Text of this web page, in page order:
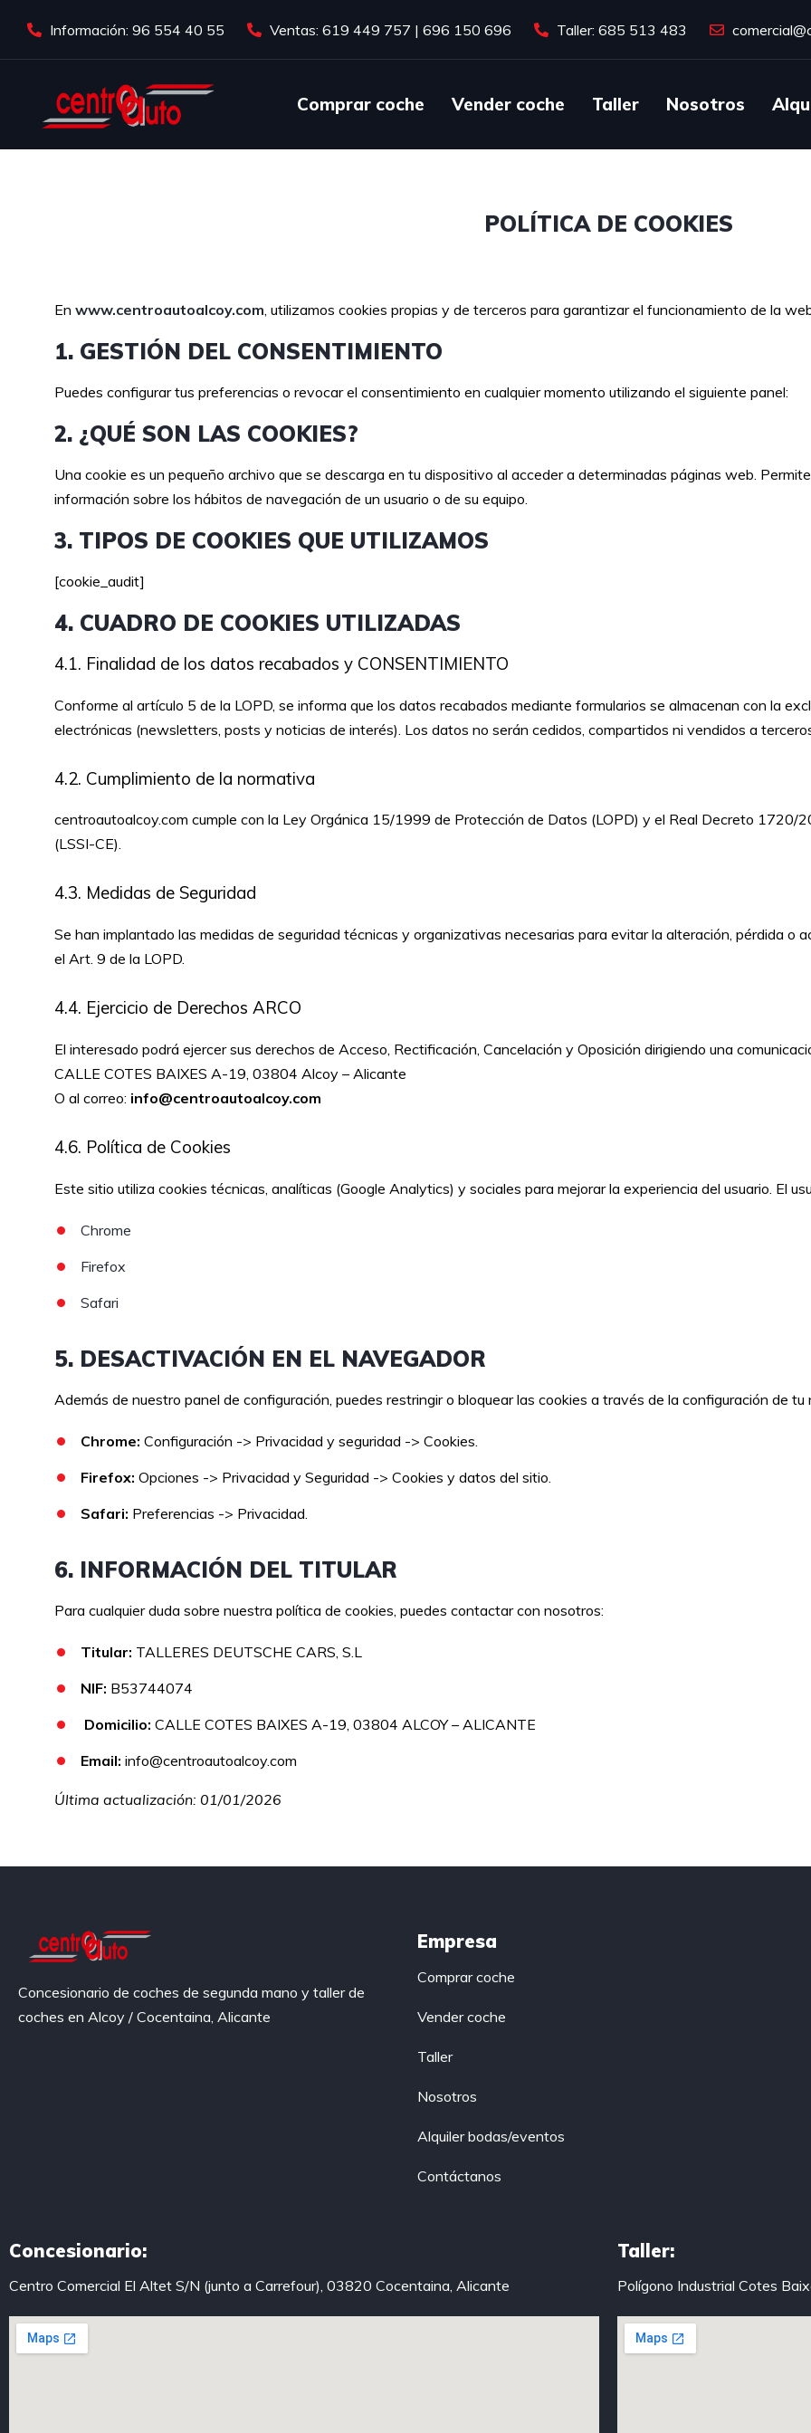
Información: 96 554 40 55 Ventas: 619 449 757 | 696 150 696 Taller: 685 513 483
Comprar coche Vender coche Taller Nosotros
POLÍTICA DE COOKIES
En www.centroautoalcoy.com, utilizamos cookies propias y de terceros para garantizar el funcionamiento de la
1. GESTIÓN DEL CONSENTIMIENTO
Puedes configurar tus preferencias o revocar el consentimiento en cualquier momento utilizando el siguiente panel:
2. ¿QUÉ SON LAS COOKIES?
Una cookie es un pequeño archivo que se descarga en tu dispositivo al acceder a determinadas páginas web.
información sobre los hábitos de navegación de un usuario o de su equipo.
3. TIPOS DE COOKIES QUE UTILIZAMOS
[cookie_audit]
4. CUADRO DE COOKIES UTILIZADAS
4.1. Finalidad de los datos recabados y CONSENTIMIENTO
Conforme al artículo 5 de la LOPD, se informa que los datos recabados mediante formularios se almacenan con la
electrónicas (newsletters, posts y noticias de interés). Los datos no serán cedidos, compartidos ni vendidos a
4.2. Cumplimiento de la normativa
centroautoalcoy.com cumple con la Ley Orgánica 15/1999 de Protección de Datos (LOPD) y el Real Decreto 1720/
(LSSI-CE).
4.3. Medidas de Seguridad
Se han implantado las medidas de seguridad técnicas y organizativas necesarias para evitar la alteración, pérdida o
el Art. 9 de la LOPD.
4.4. Ejercicio de Derechos ARCO
El interesado podrá ejercer sus derechos de Acceso, Rectificación, Cancelación y Oposición dirigiendo una
CALLE COTES BAIXES A-19, 03804 Alcoy – Alicante
O al correo: info@centroautoalcoy.com
4.6. Política de Cookies
Este sitio utiliza cookies técnicas, analíticas (Google Analytics) y sociales para mejorar la experiencia del usuario. El
Chrome
Firefox
Safari
5. DESACTIVACIÓN EN EL NAVEGADOR
Además de nuestro panel de configuración, puedes restringir o bloquear las cookies a través de la configuración de tu
Chrome: Configuración -> Privacidad y seguridad -> Cookies.
Firefox: Opciones -> Privacidad y Seguridad -> Cookies y datos del sitio.
Safari: Preferencias -> Privacidad.
6. INFORMACIÓN DEL TITULAR
Para cualquier duda sobre nuestra política de cookies, puedes contactar con nosotros:
Titular: TALLERES DEUTSCHE CARS, S.L
NIF: B53744074
Domicilio: CALLE COTES BAIXES A-19, 03804 ALCOY – ALICANTE
Email: info@centroautoalcoy.com
Última actualización: 01/01/2026
Concesionario de coches de segunda mano y taller de
coches en Alcoy / Cocentaina, Alicante
Empresa
Comprar coche
Vender coche
Taller
Nosotros
Alquiler bodas/eventos
Contáctanos
Concesionario:
Centro Comercial El Altet S/N (junto a Carrefour), 03820 Cocentaina, Alicante
Taller:
Polígono Industrial Cotes